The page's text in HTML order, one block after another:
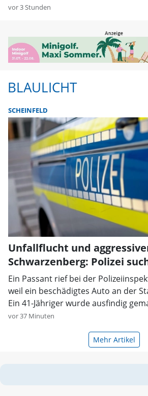
vor 3 Stunden
BLAULICHT
SCHEINFELD
Unfallflucht und
Schwarzenberg: Polizei
Ein Passant rief bei der
weil ein beschädigtes Auto an der
Ein 41-Jähriger wurde ausfindig
vor 37 Minuten
Mehr Artikel